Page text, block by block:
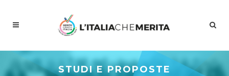
STUDI E PROPOSTE